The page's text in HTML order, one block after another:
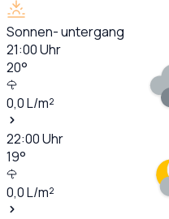
Sonnen- untergang
21:00Uhr
20°
0,0L/m²
22:00Uhr
19°
0,0L/m²